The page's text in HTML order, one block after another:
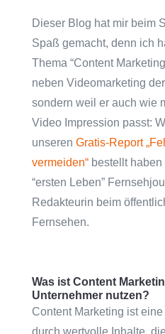
Dieser Blog hat mir beim
Spaß gemacht, denn ich
Thema “Content
neben Videomarketing
sondern weil er auch wie
Video Impression passt:
unseren Gratis-Report
vermeiden“bestellt haben
“ersten Leben”
Redakteurin beim
Fernsehen.
Was ist Content
Unternehmer nutzen?
Content Marketing ist
durch wertvolle Inhalte,